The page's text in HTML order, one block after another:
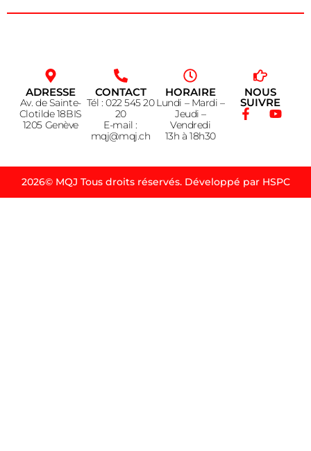
ADRESSE
Av. de Sainte-
Clotilde 18BIS
1205 Genève
CONTACT
Tél : 022 545 20
20
E-mail :
mqj@mqj.ch
HORAIRE
Lundi – Mardi –
Jeudi –
Vendredi
13h à 18h30
NOUS
SUIVRE
2026© MQJ Tous droits réservés. Développé par HSPC